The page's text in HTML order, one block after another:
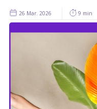
26 Mar. 2026 9 min